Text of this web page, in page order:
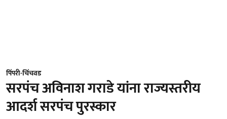
पिंपरी-चिंचवड
सरपंच अविनाश गराडे यांना राज्यस्तरीय
आदर्श सरपंच पुरस्कार